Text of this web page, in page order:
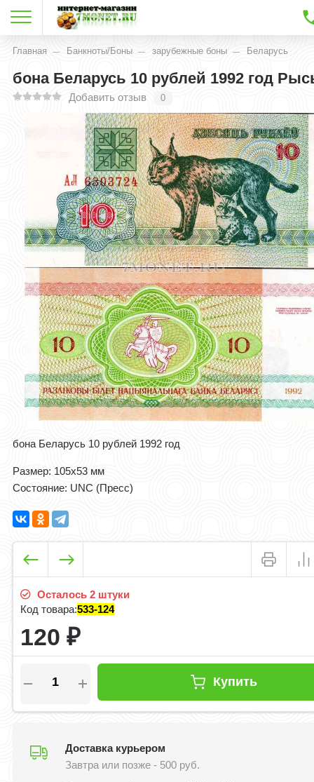
Главная Банкноты/Боны зарубежные боны Беларусь
бона Беларусь 10 рублей 1992 год
Добавить отзыв 0
бона Беларусь 10 рублей 1992 год
Размер: 105x53 мм
Состояние: UNC (Пресс)
Осталось 2 штуки
Код товара:533-124
120₽
Купить
Доставка курьером
Завтра или позже - 500 руб.